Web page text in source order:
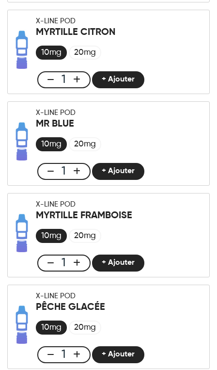
X-
LINE
-
Lush
quantité
X-LINE POD
MYRTILLE CITRON
10mg 20mg
Club
X-
LINE
-
Myrtille
quantité
+ Ajouter
X-LINE POD
MR BLUE
10mg 20mg
Club
X-
LINE
-
Mr
quantité
+ Ajouter
X-LINE POD
MYRTILLE FRAMBOISE
10mg 20mg
Club
X-
LINE
-
Myrtille
quantité
+ Ajouter
X-LINE POD
PÊCHE GLACÉE
10mg 20mg
Club
+ Ajouter